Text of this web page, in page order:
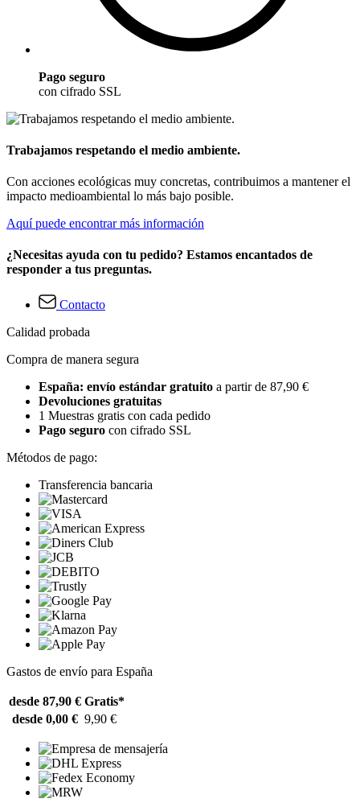
Pago seguro
con cifrado SSL
Trabajamos respetando el medio ambiente.
Con acciones ecológicas muy concretas, contribuimos a mantener el
impacto medioambiental lo más bajo posible.
Aquí puede encontrar más información
¿Necesitas ayuda con tu pedido? Estamos encantados de
responder a tus preguntas.
Contacto
Calidad probada
Compra de manera segura
España: envío estándar gratuito a partir de 87,90 €
Devoluciones gratuitas
1 Muestras gratis con cada pedido
Pago seguro con cifrado SSL
Métodos de pago:
Transferencia bancaria
Gastos de envío para España
desde 87,90 € Gratis*
desde 0,00 € 9,90 €